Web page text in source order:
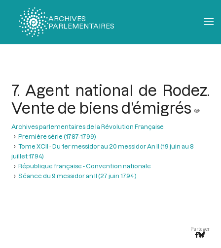
ARCHIVES
PARLEMENTAIRES
7. Agent national de Rodez.
Vente de biens d’émigrés
Archives parlementaires de la Révolution Française
Première série (1787-1799)
Tome XCII - Du 1er messidor au 20 messidor An II (19 juin au 8
juillet 1794)
République française - Convention nationale
Séance du 9 messidor an II (27 juin 1794 )
Partager